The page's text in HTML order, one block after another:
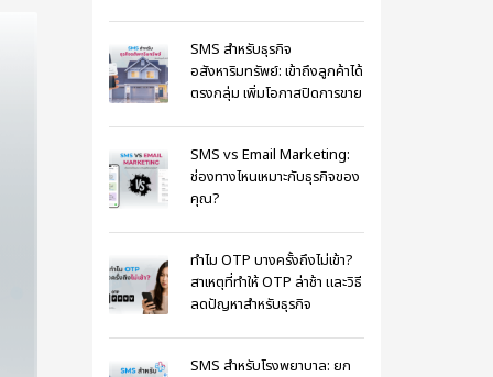
SMS สำหรับธุรกิจ
อสังหาริมทรัพย์: เข้าถึงลูกค้าได้
ตรงกลุ่ม เพิ่มโอกาสปิดการขาย
SMS vs Email Marketing:
ช่องทางไหนเหมาะกับธุรกิจของ
คุณ?
ทำไม OTP บางครั้งถึงไม่เข้า?
สาเหตุที่ทำให้ OTP ล่าช้า และวิธี
ลดปัญหาสำหรับธุรกิจ
SMS สำหรับโรงพยาบาล: ยก